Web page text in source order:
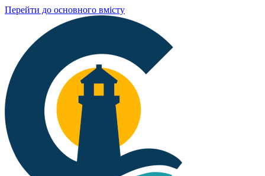
Перейти до основного вмісту